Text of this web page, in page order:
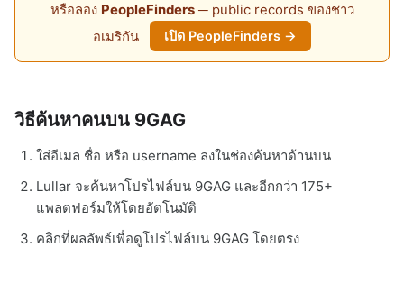
หรือลอง PeopleFinders─ public records ของชาว
อเมริกัน
เปิด PeopleFinders →
วิธีค้นหาคนบน 9GAG
ใส่อีเมล ชื่อ หรือ username ลงในช่องค้นหาด้านบน
Lullar จะค้นหาโปรไฟล์บน 9GAG และอีกกว่า 175+
แพลตฟอร์มให้โดยอัตโนมัติ
คลิกที่ผลลัพธ์เพื่อดูโปรไฟล์บน 9GAG โดยตรง